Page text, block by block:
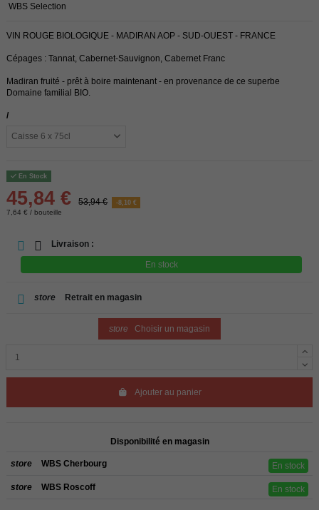
WBS Selection
VIN ROUGE BIOLOGIQUE - MADIRAN AOP - SUD-OUEST - FRANCE
Cépages : Tannat, Cabernet-Sauvignon, Cabernet Franc
Madiran fruité - prêt à boire maintenant - en provenance de ce superbe
Domaine familial BIO.
/
En Stock
45,84 € 53,94 € -8,10 €
7,64 € / bouteille
Livraison :
En stock
store Retrait en magasin
store Choisir un magasin
Ajouter au panier
Disponibilité en magasin
store WBS Cherbourg En stock
store WBS Roscoff En stock